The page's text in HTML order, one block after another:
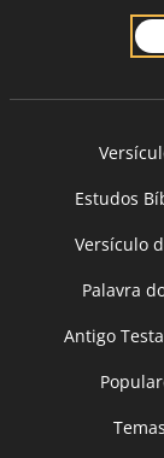
Estudos
Versículo
Palavra
Antigo
Temas